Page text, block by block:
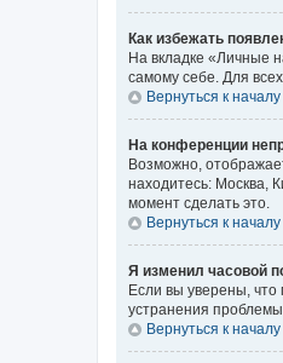
Как избежать
На вкладке «Личные
самому себе. Для
Вернуться к началу
На конференции
Возможно,
находитесь: Москва,
момент сделать это.
Вернуться к началу
Я изменил часовой
Если вы уверены, что
устранения проблемы.
Вернуться к началу